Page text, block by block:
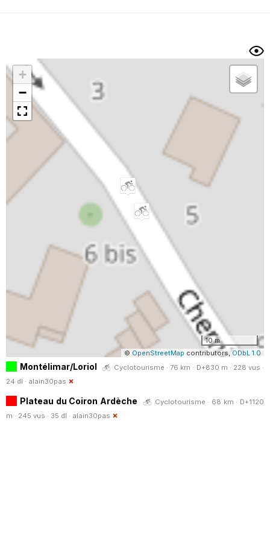
Horodatage Photos
+
−
10 m
© OpenStreetMap contributors,ODbL 1.0
Montélimar/Loriol
Cyclotourisme · 76 km · D+830 m · 228 vus ·
24 dl · alain30pas
Plateau du Coiron Ardèche
Cyclotourisme · 68 km · D+1120
m · 245 vus · 35 dl · alain30pas